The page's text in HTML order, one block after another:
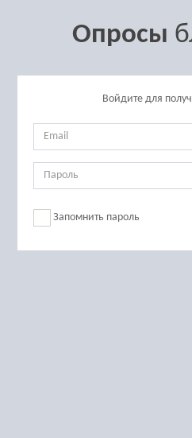
Опросы
Войдите для
Запомнить пароль